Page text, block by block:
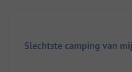
Slechtste camping van